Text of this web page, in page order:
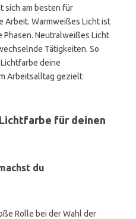
sich am besten für
Arbeit. Warmweißes Licht ist
Phasen. Neutralweißes Licht
Tätigkeiten. So
deine
Arbeitsalltag gezielt
für deinen
du
Rolle bei der Wahl der